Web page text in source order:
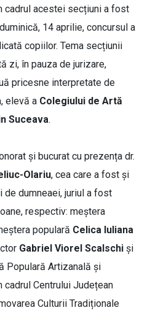
cadrul acestei secțiuni a fost
14 aprilie, concursul a
copiilor. Tema secțiunii
zi, în pauza de jurizare,
pricesne interpretate de
, elevă a Colegiului de Artă
Suceava.
și bucurat cu prezența dr.
Olariu, cea care a fost și
de dumneaei, juriul a fost
respectiv: meștera
populară Celica Iuliana
Gabriel Viorel Scalschi și
Populară Artizanală și
cadrul Centrului Județean
Culturii Tradiționale